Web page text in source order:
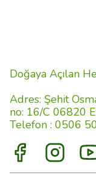
Doğaya Açılan
Adres: Şehit
no: 16/C 06820
Telefon : 0506